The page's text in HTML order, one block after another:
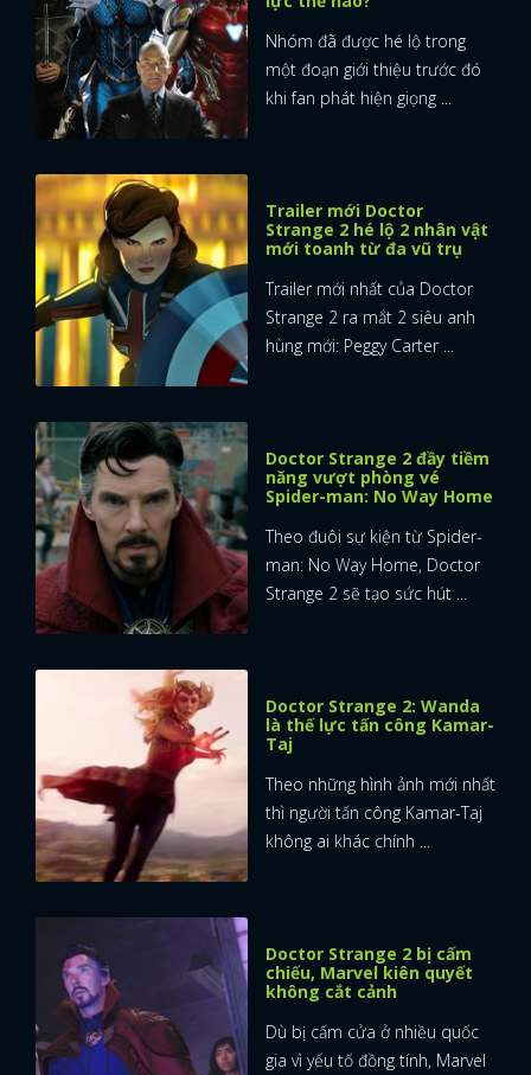
Nhóm đã được hé lộ trong
một đoạn giới thiệu trước đó
khi fan phát hiện giọng ...
Trailer mới Doctor
Strange 2 hé lộ 2 nhân vật
mới toanh từ đa vũ trụ
Trailer mới nhất của Doctor
Strange 2 ra mắt 2 siêu anh
hùng mới: Peggy Carter ...
Doctor Strange 2 đầy tiềm
năng vượt phòng vé
Spider-man: No Way Home
Theo đuôi sự kiện từ Spider-
man: No Way Home, Doctor
Strange 2 sẽ tạo sức hút ...
Doctor Strange 2: Wanda
là thế lực tấn công Kamar-
Taj
Theo những hình ảnh mới nhất
thì người tấn công Kamar-Taj
không ai khác chính ...
Doctor Strange 2 bị cấm
chiếu, Marvel kiên quyết
không cắt cảnh
Dù bị cấm cửa ở nhiều quốc
gia vì yếu tố đồng tính, Marvel